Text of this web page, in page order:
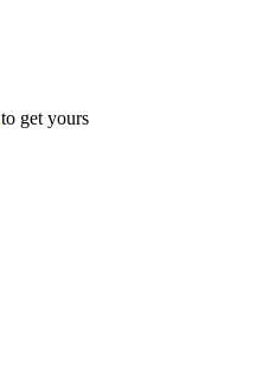
to get yours